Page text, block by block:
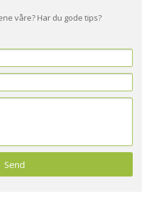
våre? Har du gode tips?